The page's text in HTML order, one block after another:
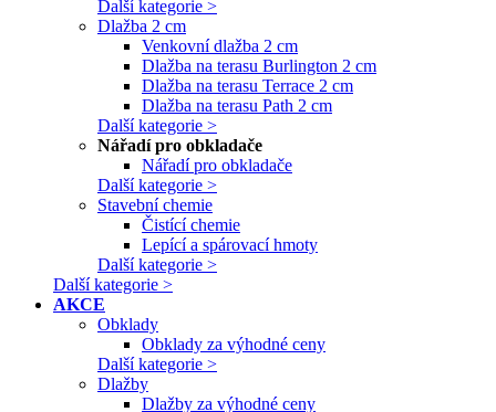
Další kategorie >
Dlažba 2 cm
Venkovní dlažba 2 cm
Dlažba na terasu Burlington 2 cm
Dlažba na terasu Terrace 2 cm
Dlažba na terasu Path 2 cm
Další kategorie >
Nářadí pro obkladače
Nářadí pro obkladače
Další kategorie >
Stavební chemie
Čistící chemie
Lepící a spárovací hmoty
Další kategorie >
Další kategorie >
AKCE
Obklady
Obklady za výhodné ceny
Další kategorie >
Dlažby
Dlažby za výhodné ceny